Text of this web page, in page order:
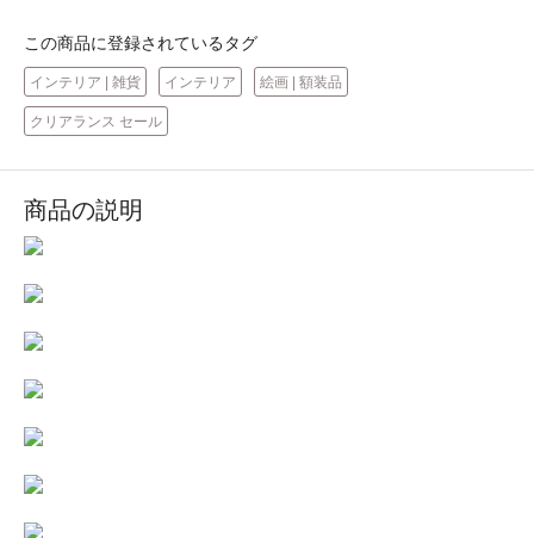
この商品に登録されているタグ
インテリア | 雑貨 インテリア 絵画 | 額装品
クリアランス セール
商品の説明